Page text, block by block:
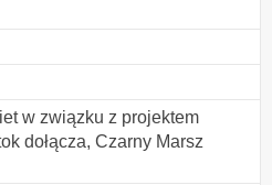
w związku z projektem
dołącza, Czarny Marsz